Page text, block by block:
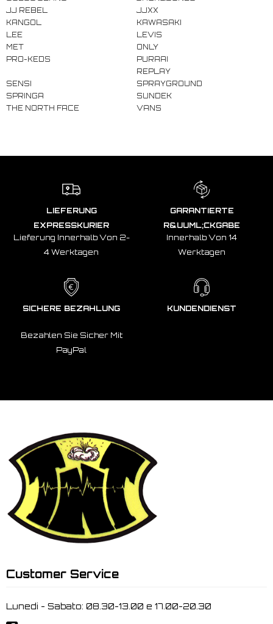
JJ REBEL
JJXX
KANGOL
KAWASAKI
LEE
LEVIS
MET
ONLY
PRO-KEDS
PURAAI
REPLAY
SENSI
SPRAYGROUND
SPRINGA
SUNDEK
THE NORTH FACE
VANS
LIEFERUNG
EXPRESSKURIER
Lieferung Innerhalb Von 2-
4 Werktagen
GARANTIERTE
R&UUML;CKGABE
Innerhalb Von 14
Werktagen
SICHERE BEZAHLUNG
Bezahlen Sie Sicher Mit
PayPal
KUNDENDIENST
Customer Service
Lunedi - Sabato: 08.30-13.00 e 17.00-20.30